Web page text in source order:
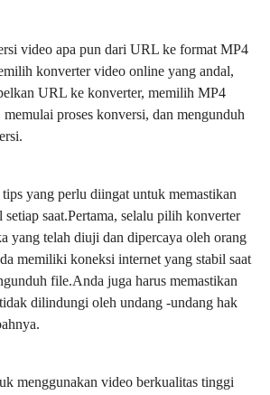
video apa pun dari URL ke format MP4
konverter video online yang andal,
URL ke konverter, memilih MP4
proses konversi, dan mengunduh
yang perlu diingat untuk memastikan
saat.Pertama, selalu pilih konverter
yang telah diuji dan dipercaya oleh orang
memiliki koneksi internet yang stabil saat
file.Anda juga harus memastikan
dilindungi oleh undang -undang hak
menggunakan video berkualitas tinggi